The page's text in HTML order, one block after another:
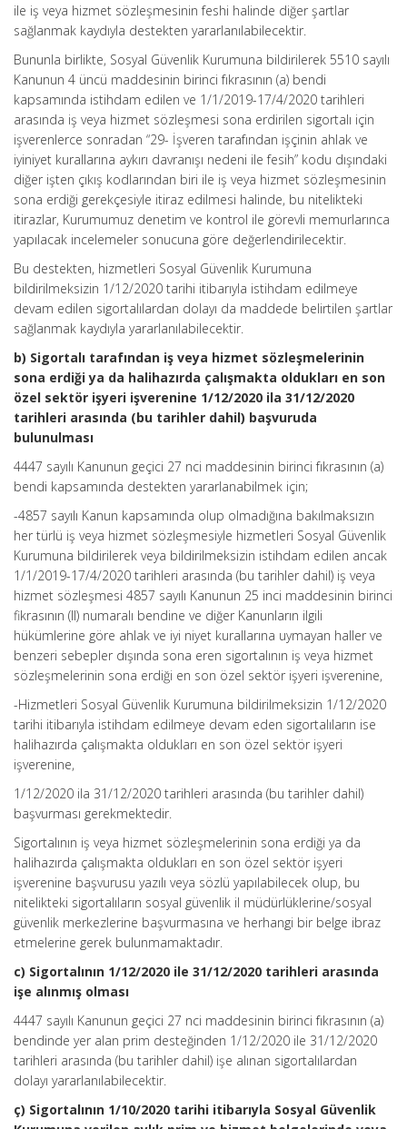
ile iş veya hizmet sözleşmesinin feshi halinde diğer şartlar
sağlanmak kaydıyla destekten yararlanılabilecektir.
Bununla birlikte, Sosyal Güvenlik Kurumuna bildirilerek 5510 sayılı
Kanunun 4 üncü maddesinin birinci fıkrasının (a) bendi
kapsamında istihdam edilen ve 1/1/2019-17/4/2020 tarihleri
arasında iş veya hizmet sözleşmesi sona erdirilen sigortalı için
işverenlerce sonradan “29- İşveren tarafından işçinin ahlak ve
iyiniyet kurallarına aykırı davranışı nedeni ile fesih” kodu dışındaki
diğer işten çıkış kodlarından biri ile iş veya hizmet sözleşmesinin
sona erdiği gerekçesiyle itiraz edilmesi halinde, bu nitelikteki
itirazlar, Kurumumuz denetim ve kontrol ile görevli memurlarınca
yapılacak incelemeler sonucuna göre değerlendirilecektir.
Bu destekten, hizmetleri Sosyal Güvenlik Kurumuna
bildirilmeksizin 1/12/2020 tarihi itibarıyla istihdam edilmeye
devam edilen sigortalılardan dolayı da maddede belirtilen şartlar
sağlanmak kaydıyla yararlanılabilecektir.
b) Sigortalı tarafından iş veya hizmet sözleşmelerinin
sona erdiği ya da halihazırda çalışmakta oldukları en son
özel sektör işyeri işverenine 1/12/2020 ila 31/12/2020
tarihleri arasında (bu tarihler dahil) başvuruda
bulunulması
4447 sayılı Kanunun geçici 27 nci maddesinin birinci fıkrasının (a)
bendi kapsamında destekten yararlanabilmek için;
-4857 sayılı Kanun kapsamında olup olmadığına bakılmaksızın
her türlü iş veya hizmet sözleşmesiyle hizmetleri Sosyal Güvenlik
Kurumuna bildirilerek veya bildirilmeksizin istihdam edilen ancak
1/1/2019-17/4/2020 tarihleri arasında (bu tarihler dahil) iş veya
hizmet sözleşmesi 4857 sayılı Kanunun 25 inci maddesinin birinci
fikrasının (II) numaralı bendine ve diğer Kanunların ilgili
hükümlerine göre ahlak ve iyi niyet kurallarına uymayan haller ve
benzeri sebepler dışında sona eren sigortalının iş veya hizmet
sözleşmelerinin sona erdiği en son özel sektör işyeri işverenine,
-Hizmetleri Sosyal Güvenlik Kurumuna bildirilmeksizin 1/12/2020
tarihi itibarıyla istihdam edilmeye devam eden sigortalıların ise
halihazırda çalışmakta oldukları en son özel sektör işyeri
işverenine,
1/12/2020 ila 31/12/2020 tarihleri arasında (bu tarihler dahil)
başvurması gerekmektedir.
Sigortalının iş veya hizmet sözleşmelerinin sona erdiği ya da
halihazırda çalışmakta oldukları en son özel sektör işyeri
işverenine başvurusu yazılı veya sözlü yapılabilecek olup, bu
nitelikteki sigortalıların sosyal güvenlik il müdürlüklerine/sosyal
güvenlik merkezlerine başvurmasına ve herhangi bir belge ibraz
etmelerine gerek bulunmamaktadır.
c) Sigortalının 1/12/2020 ile 31/12/2020 tarihleri arasında
işe alınmış olması
4447 sayılı Kanunun geçici 27 nci maddesinin birinci fıkrasının (a)
bendinde yer alan prim desteğinden 1/12/2020 ile 31/12/2020
tarihleri arasında (bu tarihler dahil) işe alınan sigortalılardan
dolayı yararlanılabilecektir.
ç) Sigortalının 1/10/2020 tarihi itibarıyla Sosyal Güvenlik